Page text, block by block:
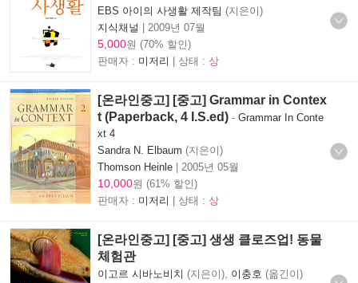
EBS 아이의 사생활 제작팀 (지은이)
지식채널 | 2009년 07월
5,000원 (70% 할인)
판매자 : 미저리 | 상태 : 상
[온라인중고] [중고] Grammar in Contex
t (Paperback, 4 I.S.ed) - Grammar In Conte
xt 4
Sandra N. Elbaum (지은이)
Thomson Heinle | 2005년 05월
10,000원 (61% 할인)
판매자 : 미저리 | 상태 : 상
[온라인중고] [중고] 생생 클로즈업! 동물
체험관
이고르 시바노비치 (지은이), 이충호 (옮긴이)